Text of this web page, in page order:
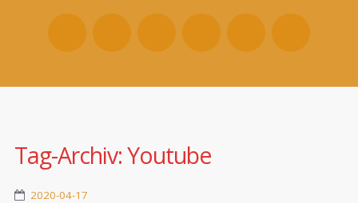
Tag-Archiv:Youtube
2020-04-17